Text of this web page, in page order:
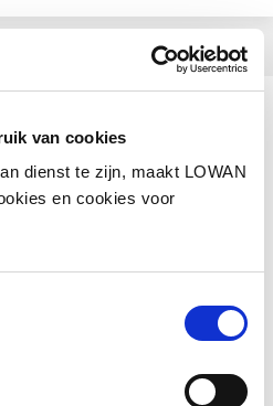
van cookies
dienst te zijn, maakt LOWAN
en cookies voor